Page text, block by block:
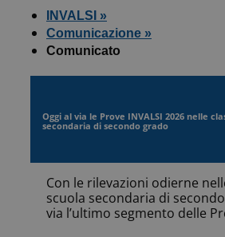
INVALSI »
Comunicazione »
Comunicato
Oggi al via le Prove INVALSI 2026 nelle
secondaria di secondo grado
Con le rilevazioni odierne
scuola secondaria di
via l’ultimo segmento delle